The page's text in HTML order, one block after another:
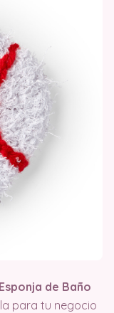
Esponja de Baño
para tu negocio